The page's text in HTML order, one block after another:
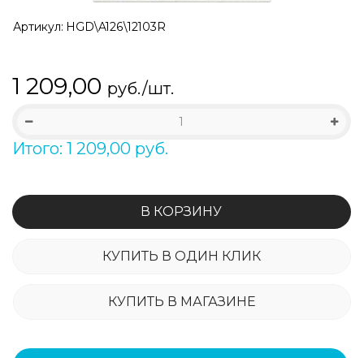
Артикул: HGD\A126\12103R
1 209,00 руб./шт.
Итого: 1 209,00 руб.
В КОРЗИНУ
КУПИТЬ В ОДИН КЛИК
КУПИТЬ В МАГАЗИНЕ